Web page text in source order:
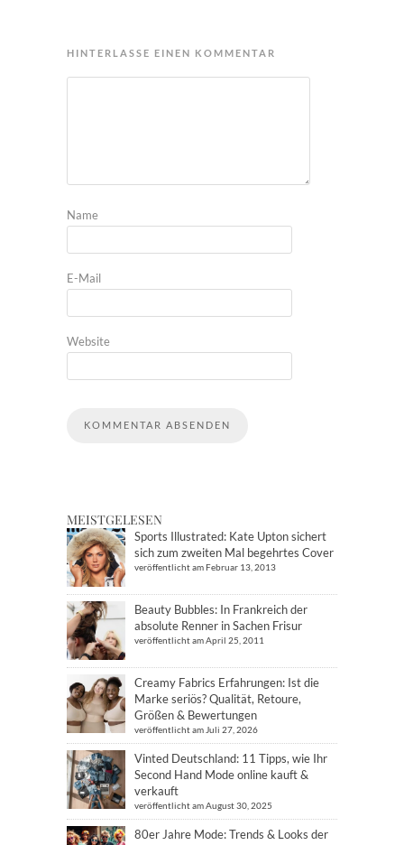
HINTERLASSE EINEN KOMMENTAR
Name
E-Mail
Website
MEISTGELESEN
Sports Illustrated: Kate Upton sichert
sich zum zweiten Mal begehrtes Cover
veröffentlicht am Februar 13, 2013
Beauty Bubbles: In Frankreich der
absolute Renner in Sachen Frisur
veröffentlicht am April 25, 2011
Creamy Fabrics Erfahrungen: Ist die
Marke seriös? Qualität, Retoure,
Größen & Bewertungen
veröffentlicht am Juli 27, 2026
Vinted Deutschland: 11 Tipps, wie Ihr
Second Hand Mode online kauft &
verkauft
veröffentlicht am August 30, 2025
80er Jahre Mode: Trends & Looks der